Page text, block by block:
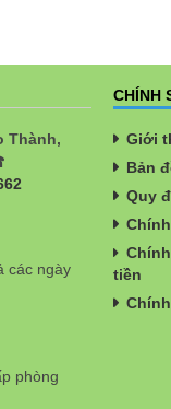
Thành,
các ngày
phòng
CHÍNH
Giới
Bản
Quy
tiền